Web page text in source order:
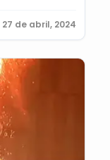
27 de abril, 2024